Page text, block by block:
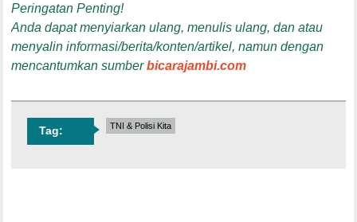
Peringatan Penting!
Anda dapat menyiarkan ulang, menulis ulang, dan atau
menyalin informasi/berita/konten/artikel, namun dengan
mencantumkan sumberbicarajambi.com
Tag: TNI & Polisi Kita